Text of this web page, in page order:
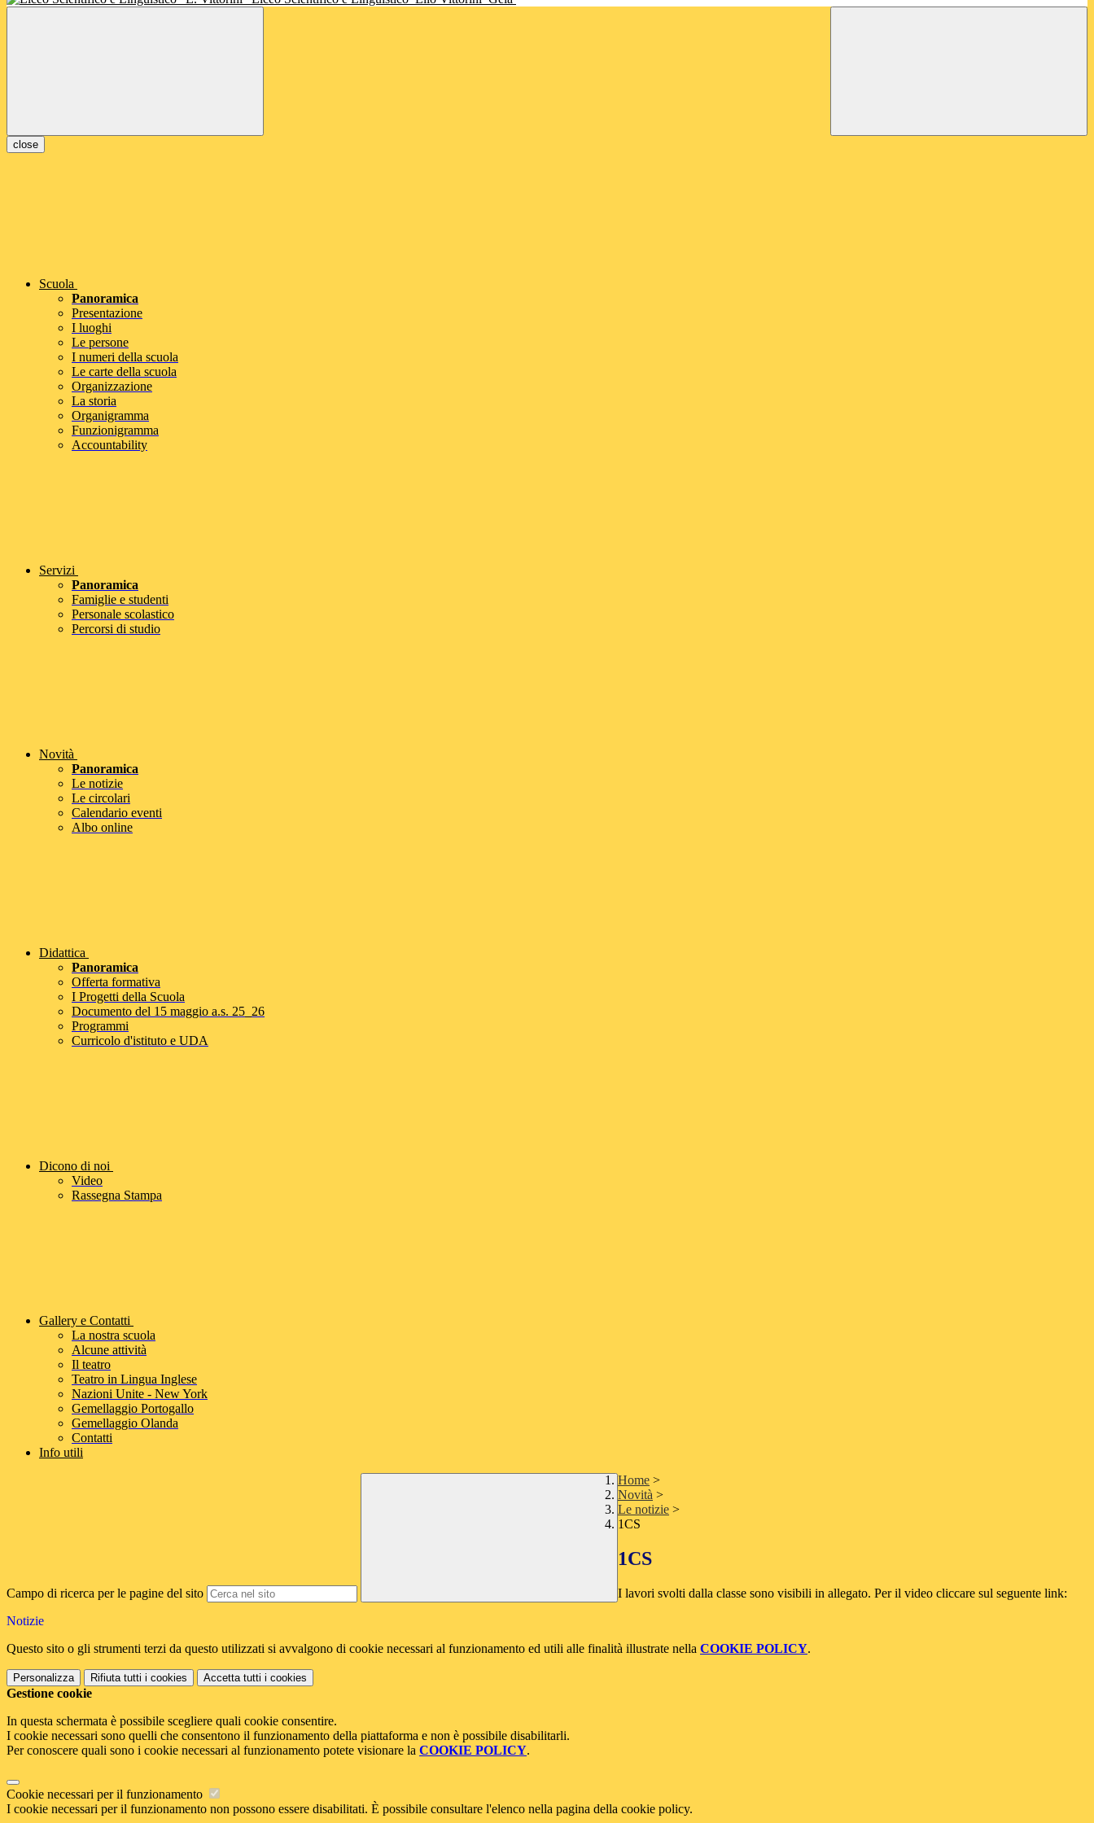
close
Scuola
Panoramica
Presentazione
I luoghi
Le persone
I numeri della scuola
Le carte della scuola
Organizzazione
La storia
Organigramma
Funzionigramma
Accountability
Servizi
Panoramica
Famiglie e studenti
Personale scolastico
Percorsi di studio
Novità
Panoramica
Le notizie
Le circolari
Calendario eventi
Albo online
Didattica
Panoramica
Offerta formativa
I Progetti della Scuola
Documento del 15 maggio a.s. 25_26
Programmi
Curricolo d'istituto e UDA
Dicono di noi
Video
Rassegna Stampa
Gallery e Contatti
La nostra scuola
Alcune attività
Il teatro
Teatro in Lingua Inglese
Nazioni Unite - New York
Gemellaggio Portogallo
Gemellaggio Olanda
Contatti
Info utili
Campo di ricerca per le pagine del sito
Home >
Novità >
Le notizie >
1CS
1CS
I lavori svolti dalla classe sono visibili in allegato. Per il video cliccare sul seguente link:
Notizie
Questo sito o gli strumenti terzi da questo utilizzati si avvalgono di cookie necessari al funzionamento ed utili alle finalità illustrate nella COOKIE POLICY.
Personalizza Rifiuta tutti i cookies Accetta tutti i cookies
Gestione cookie
In questa schermata è possibile scegliere quali cookie consentire.
I cookie necessari sono quelli che consentono il funzionamento della piattaforma e non è possibile disabilitarli.
Per conoscere quali sono i cookie necessari al funzionamento potete visionare la COOKIE POLICY.
Cookie necessari per il funzionamento
I cookie necessari per il funzionamento non possono essere disabilitati. È possibile consultare l'elenco nella pagina della cookie policy.